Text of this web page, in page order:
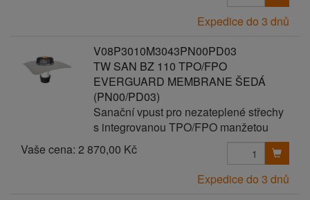
Expedice do 3 dnů
V08P3010M3043PN00PD03
TW SAN BZ 110 TPO/FPO
EVERGUARD MEMBRANE ŠEDÁ
(PN00/PD03)
Sanační vpust pro nezateplené střechy
s integrovanou TPO/FPO manžetou
Vaše cena: 2 870,00 Kč
Expedice do 3 dnů